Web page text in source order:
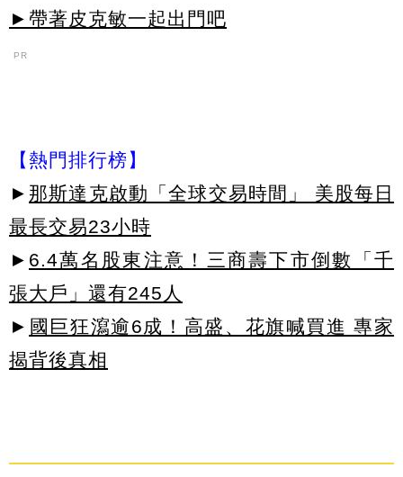
►帶著皮克敏一起出門吧
PR
【熱門排行榜】
► 那斯達克啟動「全球交易時間」 美股每日
最長交易23小時
► 6.4萬名股東注意！三商壽下市倒數「千
張大戶」還有245人
► 國巨狂瀉逾6成！高盛、花旗喊買進 專家
揭背後真相